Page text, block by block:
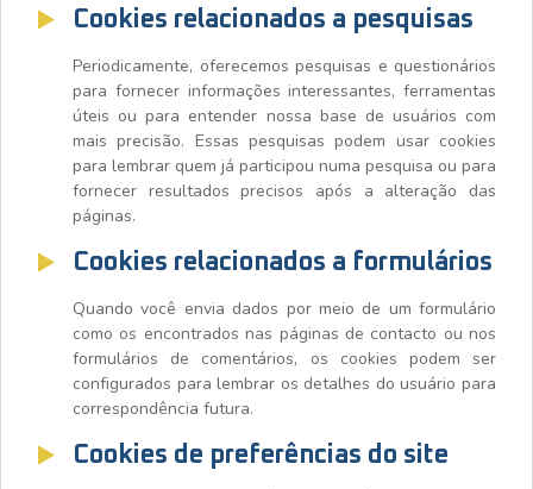
Cookies relacionados a pesquisas
Periodicamente, oferecemos pesquisas e questionários
para fornecer informações interessantes, ferramentas
úteis ou para entender nossa base de usuários com
mais precisão. Essas pesquisas podem usar cookies
para lembrar quem já participou numa pesquisa ou para
fornecer resultados precisos após a alteração das
páginas.
Cookies relacionados a formulários
Quando você envia dados por meio de um formulário
como os encontrados nas páginas de contacto ou nos
formulários de comentários, os cookies podem ser
configurados para lembrar os detalhes do usuário para
correspondência futura.
Cookies de preferências do site